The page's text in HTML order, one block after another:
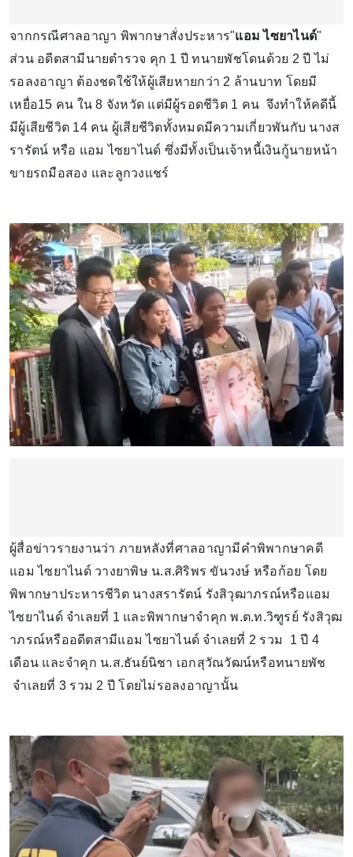
จากกรณีศาลอาญา พิพากษาสั่งประหาร"แอม ไซยาไนด์"
ส่วน อดีตสามีนายตำรวจ คุก 1 ปี ทนายพัชโดนด้วย 2 ปี ไม่
รอลงอาญา ต้องชดใช้ให้ผู้เสียหายกว่า 2 ล้านบาท โดยมี
เหยื่อ15 คน ใน 8 จังหวัด แต่มีผู้รอดชีวิต 1 คน จึงทำให้คดีนี้
มีผู้เสียชีวิต 14 คน ผู้เสียชีวิตทั้งหมดมีความเกี่ยวพันกับ นางส
รารัตน์ หรือ แอม ไซยาไนด์ ซึ่งมีทั้งเป็นเจ้าหนี้เงินกู้นายหน้า
ขายรถมือสอง และลูกวงแชร์
ผู้สื่อข่าวรายงานว่า ภายหลังที่ศาลอาญามีคำพิพากษาคดี
แอม ไซยาไนด์ วางยาพิษ น.ส.ศิริพร ขันวงษ์ หรือก้อย โดย
พิพากษาประหารชีวิต นางสรารัตน์ รังสิวุฒาภรณ์หรือแอม
ไซยาไนด์ จำเลยที่ 1 และพิพากษาจำคุก พ.ต.ท.วิฑูรย์ รังสิวุฒ
าภรณ์หรืออดีตสามีแอม ไซยาไนด์ จำเลยที่ 2 รวม 1 ปี 4
เดือน และจำคุก น.ส.ธันย์นิชา เอกสุวัณวัฒน์หรือทนายพัช
จำเลยที่ 3 รวม 2 ปี โดยไม่รอลงอาญานั้น